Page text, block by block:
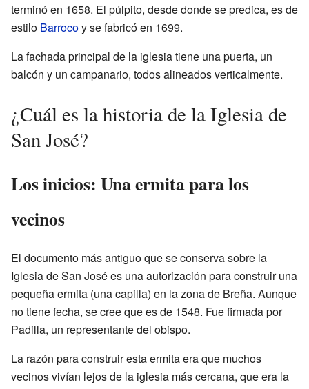
terminó en 1658. El púlpito, desde donde se predica, es de
estilo Barrocoy se fabricó en 1699.
La fachada principal de la iglesia tiene una puerta, un
balcón y un campanario, todos alineados verticalmente.
¿Cuál es la historia de la Iglesia de
San José?
Los inicios: Una ermita para los
vecinos
El documento más antiguo que se conserva sobre la
Iglesia de San José es una autorización para construir una
pequeña ermita (una capilla) en la zona de Breña. Aunque
no tiene fecha, se cree que es de 1548. Fue firmada por
Padilla, un representante del obispo.
La razón para construir esta ermita era que muchos
vecinos vivían lejos de la iglesia más cercana, que era la